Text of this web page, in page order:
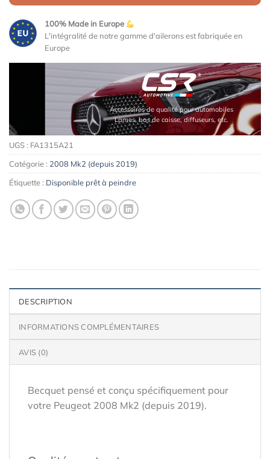
100% Made in Europe
L'intégralité de notre gamme d'ailerons est fabriquée en
Europe
Accessoires de qualité pour automobiles
Lames, bas de caisse, diffuseurs, etc.
UGS : FA1315A21
Catégorie : 2008 Mk2 (depuis 2019)
Étiquette : Disponible prêt à peindre
DESCRIPTION
INFORMATIONS COMPLÉMENTAIRES
AVIS (0)
Becquet pensé et conçu spécifiquement pour
votre Peugeot 2008 Mk2 (depuis 2019).